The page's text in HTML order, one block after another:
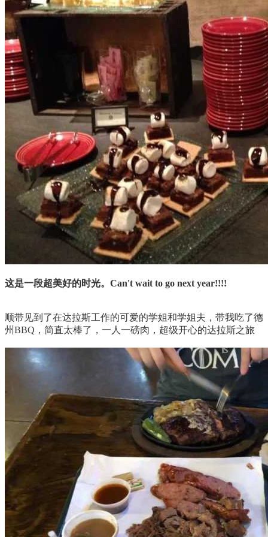
这是一段超美好的时光。Can't wait to go next year!!!!
顺带见到了在达拉斯工作的可爱的学姐和学姐夫，带我吃了德
州BBQ，简直太棒了，一人一磅肉，超级开心的达拉斯之旅